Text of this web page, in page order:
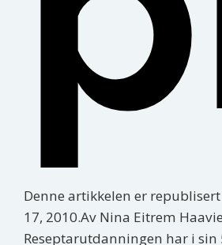
Denne artikkelen er
17, 2010.Av Nina Eitrem
Reseptarutdanningen har i sin